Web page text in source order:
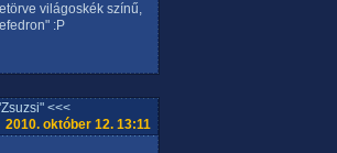
világoskék színű,
:P
<<<
2010. október 12. 13:11